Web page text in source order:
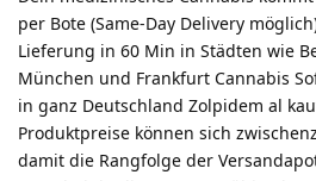
per Bote (Same-Day Delivery
Lieferung in 60 Min in Städten wie
München und Frankfurt Cannabis
in ganz Deutschland Zolpidem al
Produktpreise können sich
damit die Rangfolge der